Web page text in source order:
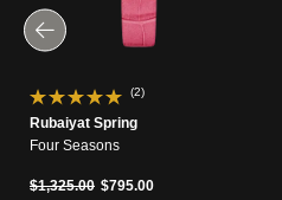
(2)
Rubaiyat Spring
Four Seasons
Precio reducido de
$1,325.00a$795.00